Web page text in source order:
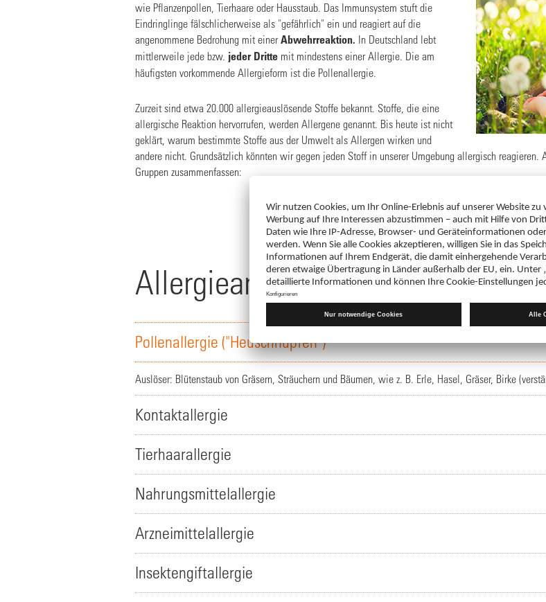
wie Pflanzenpollen, Tierhaare oder Hausstaub. Das Immunsystem stuft die
Eindringlinge fälschlicherweise als "gefährlich" ein und reagiert auf die
angenommene Bedrohung mit einerAbwehrreaktion. In Deutschland lebt
mittlerweile jede bzw. jeder Dritte mit mindestens einer Allergie. Die am
häufigsten vorkommende Allergieform ist die Pollenallergie.
Zurzeit sind etwa 20.000 allergieauslösende Stoffe bekannt. Stoffe, die eine
allergische Reaktion hervorrufen, werden Allergene genannt. Bis heute ist nicht
geklärt, warum bestimmte Stoffe aus der Umwelt als Allergen wirken und
andere nicht. Grundsätzlich könnten wir gegen jeden Stoff in unserer Umgebung allergisch
Gruppen zusammenfassen:
Allergiearten nach Allergenen
Pollenallergie ("Heuschnupfen")
Auslöser: Blütenstaub von Gräsern, Sträuchern und Bäumen, wie z. B. Erle, Hasel, Gräser, Birke
Kontaktallergie
Tierhaarallergie
Nahrungsmittelallergie
Arzneimittelallergie
Insektengiftallergie